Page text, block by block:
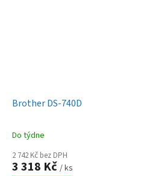
Brother DS-740D
Do týdne
2 742 Kč bez DPH
3 318 Kč / ks